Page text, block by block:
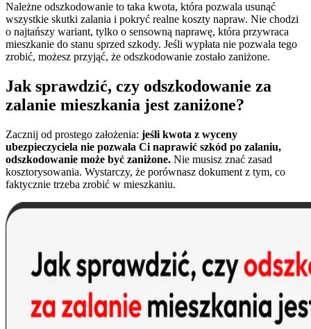
Należne odszkodowanie to taka kwota, która pozwala usunąć
wszystkie skutki zalania i pokryć realne koszty napraw. Nie chodzi
o najtańszy wariant, tylko o sensowną naprawę, która przywraca
mieszkanie do stanu sprzed szkody. Jeśli wypłata nie pozwala tego
zrobić, możesz przyjąć, że odszkodowanie zostało zaniżone.
Jak sprawdzić, czy odszkodowanie za
zalanie mieszkania jest zaniżone?
Zacznij od prostego założenia: jeśli kwota z wyceny
ubezpieczyciela nie pozwala Ci naprawić szkód po zalaniu,
odszkodowanie może być zaniżone. Nie musisz znać zasad
kosztorysowania. Wystarczy, że porównasz dokument z tym, co
faktycznie trzeba zrobić w mieszkaniu.